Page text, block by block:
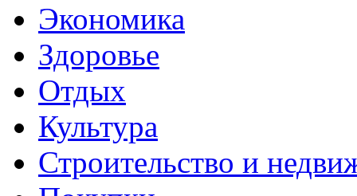
Экономика
Здоровье
Отдых
Культура
Строительство и